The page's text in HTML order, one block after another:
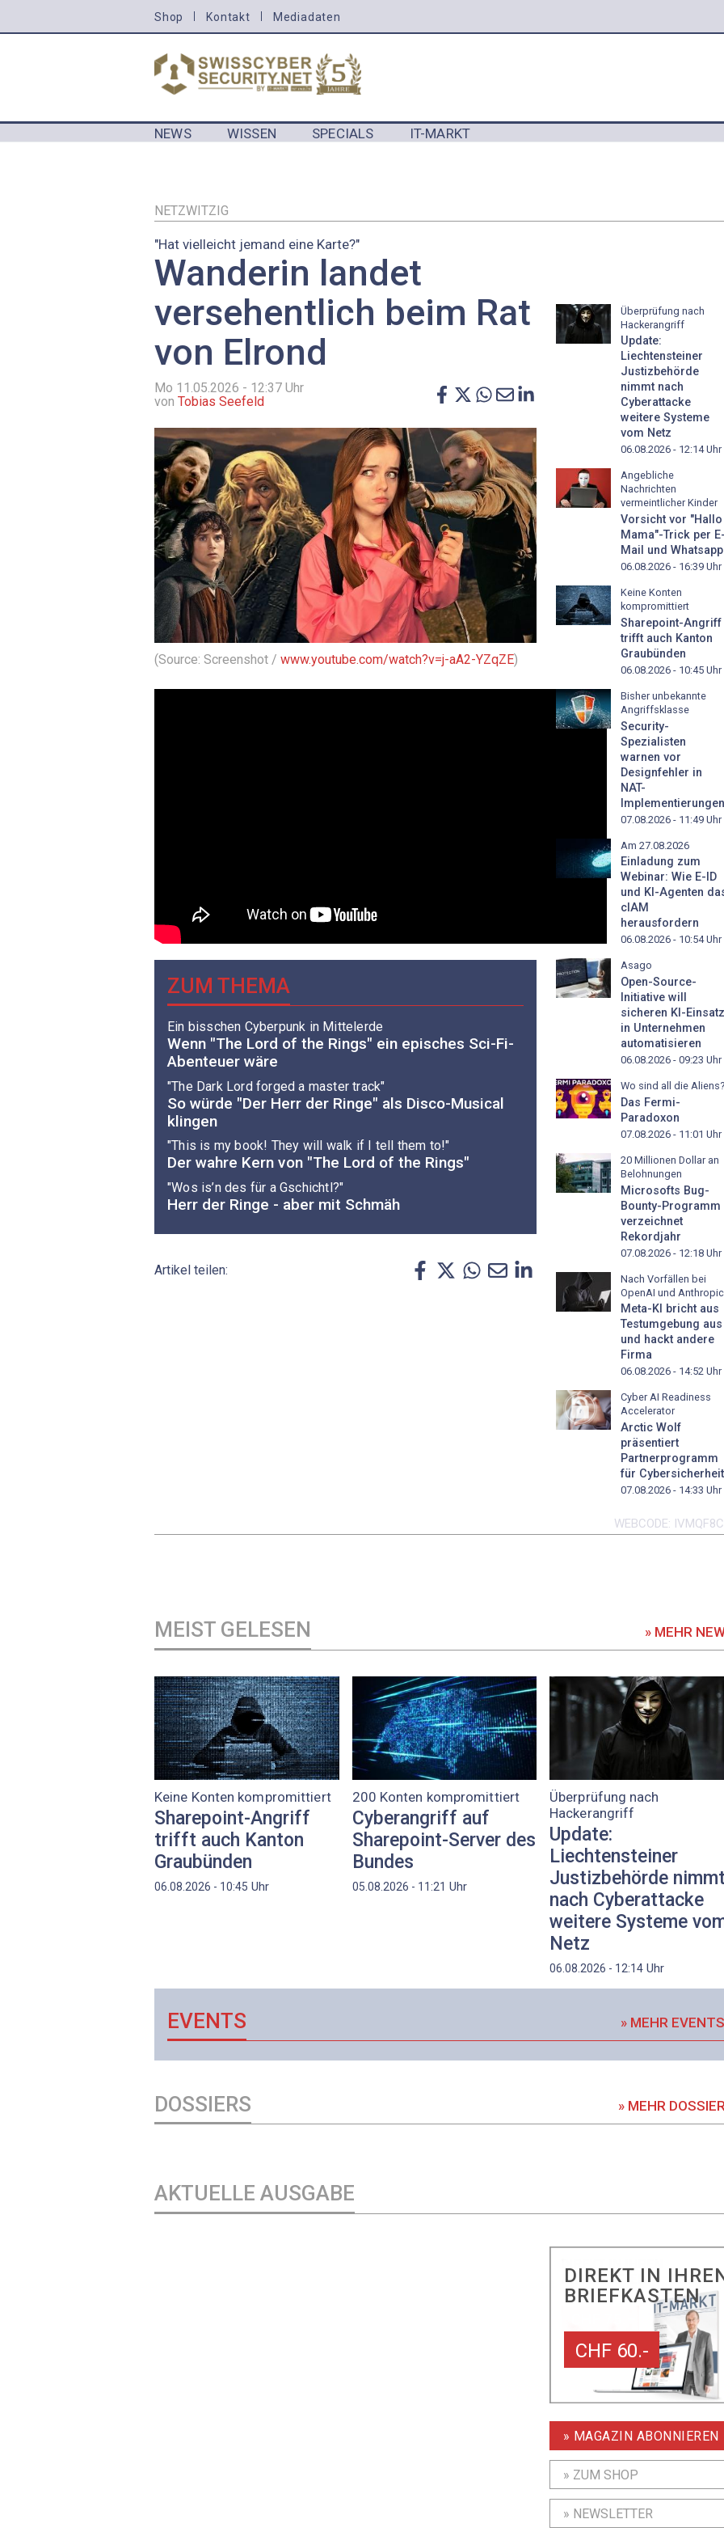
zum
MENU
Shop Kontakt Mediadaten
NEWS WISSEN SPECIALS IT-MARKT
NETZWITZIG
"Hat vielleicht jemand eine Karte?"
Wanderin landet
versehentlich beim Rat
von Elrond
Mo 11.05.2026 - 12:37 Uhr
von Tobias Seefeld
(Source: Screenshot / www.youtube.com/watch?v=j-aA2-YZqZE)
ZUM THEMA
Ein bisschen Cyberpunk in Mittelerde
Wenn "The Lord of the Rings" ein episches Sci-Fi-
Abenteuer wäre
"The Dark Lord forged a master track"
So würde "Der Herr der Ringe" als Disco-Musical
klingen
"This is my book! They will walk if I tell them to!"
Der wahre Kern von "The Lord of the Rings"
"Wos is’n des für a Gschichtl?"
Herr der Ringe - aber mit Schmäh
Artikel teilen:
Überprüfung nach
Hackerangriff
Update:
Liechtensteiner
Justizbehörde
nimmt nach
Cyberattacke
weitere Systeme
vom Netz
06.08.2026 - 12:14Uhr
Angebliche
Nachrichten
vermeintlicher Kinder
Vorsicht vor "Hallo
Mama"-Trick per E-
Mail und Whatsapp
06.08.2026 - 16:39 Uhr
Keine Konten
kompromittiert
Sharepoint-Angriff
trifft auch Kanton
Graubünden
06.08.2026 - 10:45 Uhr
Bisher unbekannte
Angriffsklasse
Security-
Spezialisten
warnen vor
Designfehler in
NAT-
Implementierungen
07.08.2026 - 11:49 Uhr
Am 27.08.2026
Einladung zum
Webinar: Wie E-ID
und KI-Agenten
cIAM
herausfordern
06.08.2026 - 10:54Uhr
Asago
Open-Source-
Initiative will
sicheren KI-Einsatz
in Unternehmen
automatisieren
06.08.2026 - 09:23 Uhr
Wo sind all die Aliens?
Das Fermi-
Paradoxon
07.08.2026 - 11:01 Uhr
20 Millionen Dollar an
Belohnungen
Microsofts Bug-
Bounty-Programm
verzeichnet
Rekordjahr
07.08.2026 - 12:18 Uhr
Nach Vorfällen bei
OpenAI und Anthropic
Meta-KI bricht aus
Testumgebung aus
und hackt andere
Firma
06.08.2026 - 14:52 Uhr
Cyber AI Readiness
Accelerator
Arctic Wolf
präsentiert
Partnerprogramm
für Cybersicherheit
07.08.2026 - 14:33 Uhr
WEBCODE
MEIST GELESEN » MEHR
Keine Konten kompromittiert
Sharepoint-Angriff
trifft auch Kanton
Graubünden
06.08.2026 - 10:45 Uhr
200 Konten kompromittiert
Cyberangriff auf
Sharepoint-Server des
Bundes
05.08.2026 - 11:21 Uhr
Überprüfung nach
Hackerangriff
Update:
Liechtensteiner
Justizbehörde nimmt
nach Cyberattacke
weitere Systeme
Netz
06.08.2026 - 12:14 Uhr
EVENTS » MEHR EVENTS
DOSSIERS » MEHR
AKTUELLE AUSGABE
DIREKT IN
BRIEFKASTEN
CHF 60.-
» MAGAZIN ABONNIEREN
» ZUM SHOP
» NEWSLETTER